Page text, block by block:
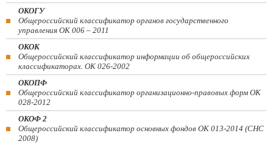
ОКОГУ
Общероссийский классификатор органов государственного
управления ОК 006 – 2011
ОКОК
Общероссийский классификатор информации об общероссийских
классификаторах. ОК 026-2002
ОКОПФ
Общероссийский классификатор организационно-правовых форм ОК
028-2012
ОКОФ 2
Общероссийский классификатор основных фондов ОК 013-2014 (СНС
2008)